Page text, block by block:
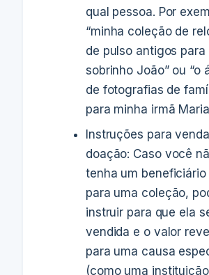
qual pessoa. Por
“minha coleção de
de pulso antigos para
sobrinho João” ou “o
de fotografias de
para minha irmã
Instruções para
doação: Caso você
tenha um
para uma coleção,
instruir para que ela
vendida e o valor
para uma causa
(como uma